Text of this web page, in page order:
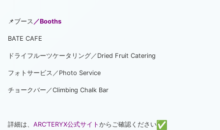
📌ブース ／Booths
BATE CAFE
ドライフルーツケータリング／Dried Fruit Catering
フォトサービス／Photo Service
チョークバー／Climbing Chalk Bar
詳細は、 ARC’TERYX公式サイト からご確認ください